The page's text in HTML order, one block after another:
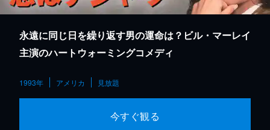
永遠に同じ日を繰り返す男の運命は？ビル・マーレイ
主演のハートウォーミングコメディ
1993年 アメリカ 見放題
今すぐ観る